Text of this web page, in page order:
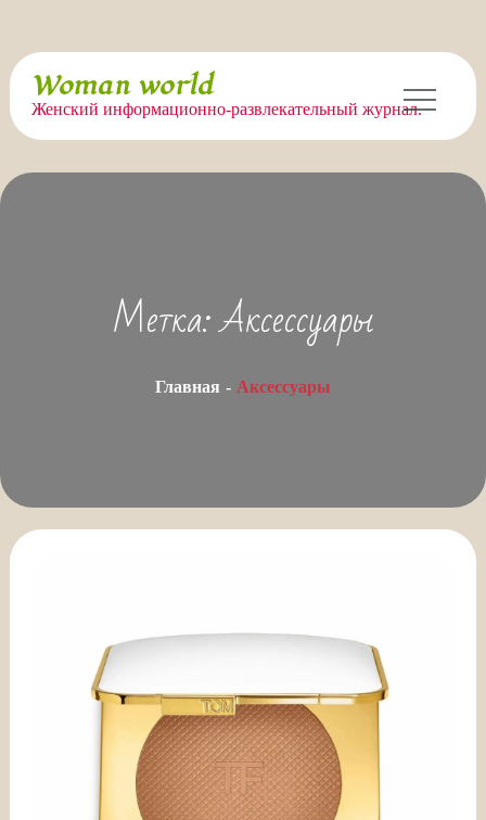
Перейти
содержимому
Woman world
Женский информационно-развлекательный журнал.
Метка:Аксессуары
Главная Аксессуары